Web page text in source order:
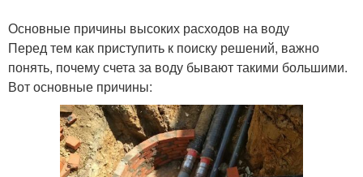
Основные причины высоких расходов на воду
Перед тем как приступить к поиску решений, важно
понять, почему счета за воду бывают такими большими.
Вот основные причины: